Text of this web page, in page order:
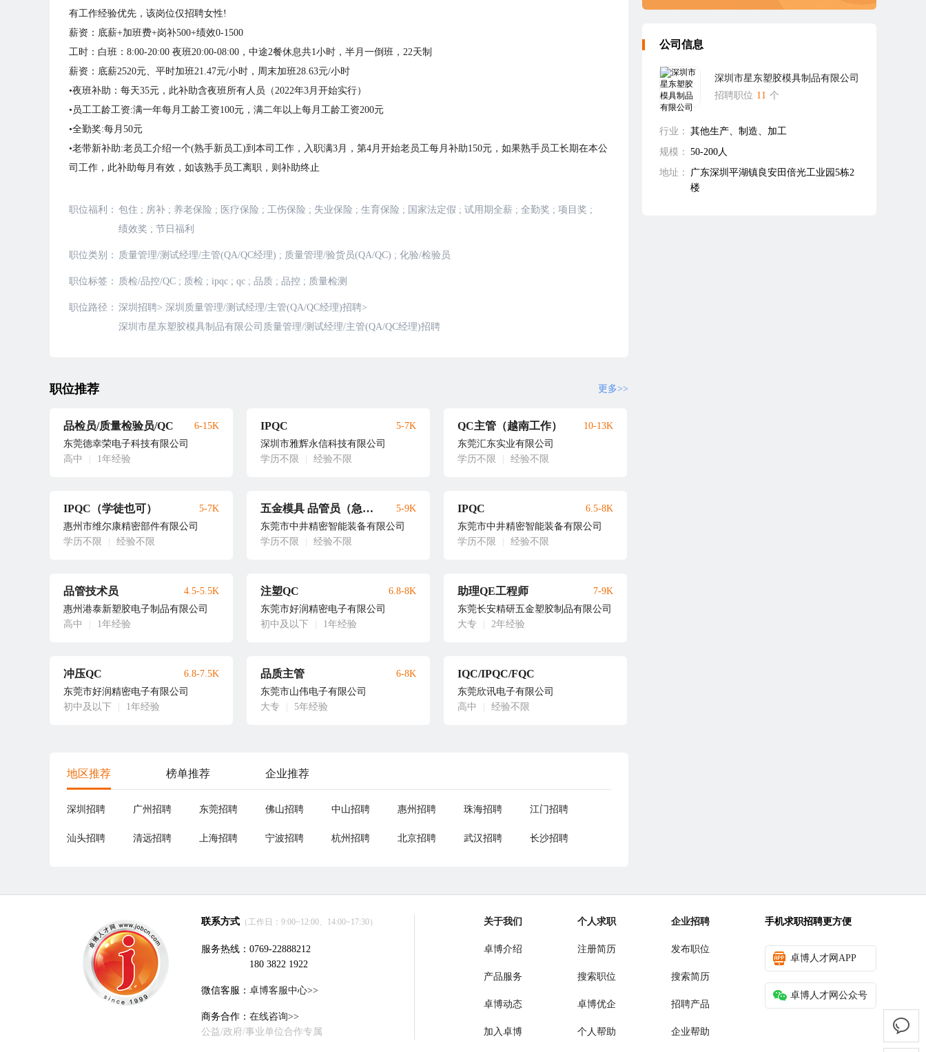
有工作经验优先，该岗位仅招聘女性!
薪资：底薪+加班费+岗补500+绩效0-1500
工时：白班：8:00-20:00 夜班20:00-08:00，中途2餐休息共1小时，半月一倒班，22天制
薪资：底薪2520元、平时加班21.47元/小时，周末加班28.63元/小时
•夜班补助：每天35元，此补助含夜班所有人员（2022年3月开始实行）
•员工工龄工资:满一年每月工龄工资100元，满二年以上每月工龄工资200元
•全勤奖:每月50元
•老带新补助:老员工介绍一个(熟手新员工)到本司工作，入职满3月，第4月开始老员工每月补助150元，如果熟手员工长期在本公
司工作，此补助每月有效，如该熟手员工离职，则补助终止
职位福利： 包住 ; 房补 ; 养老保险 ; 医疗保险 ; 工伤保险 ; 失业保险 ; 生育保险 ; 国家法定假 ; 试用期全薪 ; 全勤奖 ; 项目奖 ;
绩效奖 ; 节日福利
职位类别： 质量管理/测试经理/主管(QA/QC经理) ; 质量管理/验货员(QA/QC) ; 化验/检验员
职位标签： 质检/品控/QC ; 质检 ; ipqc ; qc ; 品质 ; 品控 ; 质量检测
职位路径： 深圳招聘> 深圳质量管理/测试经理/主管(QA/QC经理)招聘>
深圳市星东塑胶模具制品有限公司质量管理/测试经理/主管(QA/QC经理)招聘
职位推荐 更多>>
品检员/质量检验员/QC
东莞德幸荣电子科技有限公司
高中
1年经验
6-15K IPQC
深圳市雅辉永信科技有限公司
学历不限
经验不限
5-7K QC主管（越南工作）
东莞汇东实业有限公司
学历不限
经验不限
10-13K
IPQC（学徒也可）
惠州市维尔康精密部件有限公司
学历不限
经验不限
5-7K 五金模具 品管员（急聘）
东莞市中井精密智能装备有限公司
学历不限
经验不限
5-9K IPQC
东莞市中井精密智能装备有限公司
学历不限
经验不限
6.5-8K
品管技术员
惠州港泰新塑胶电子制品有限公司
高中
1年经验
4.5-5.5K 注塑QC
东莞市好润精密电子有限公司
初中及以下
1年经验
6.8-8K 助理QE工程师
东莞长安精研五金塑胶制品有限公司
大专
2年经验
7-9K
冲压QC
东莞市好润精密电子有限公司
初中及以下
1年经验
6.8-7.5K 品质主管
东莞市山伟电子有限公司
大专
5年经验
6-8K IQC/IPQC/FQC
东莞欣讯电子有限公司
高中
经验不限
地区推荐 榜单推荐 企业推荐
深圳招聘 广州招聘 东莞招聘 佛山招聘 中山招聘 惠州招聘 珠海招聘 江门招聘
汕头招聘 清远招聘 上海招聘 宁波招聘 杭州招聘 北京招聘 武汉招聘 长沙招聘
公司信息
深圳市星东塑胶模具制品有限公司
招聘职位 11 个
行业： 其他生产、制造、加工
规模： 50-200人
地址：
广东深圳平湖镇良安田倍光工业园5栋2
楼
联系方式 （工作日：9:00~12:00、14:00~17:30）
服务热线：0769-22888212
180 3822 1922
微信客服： 卓博客服中心>>
商务合作： 在线咨询>>
公益/政府/事业单位合作专属
关于我们
卓博介绍
产品服务
卓博动态
加入卓博
个人求职
注册简历
搜索职位
卓博优企
个人帮助
企业招聘
发布职位
搜索简历
招聘产品
企业帮助
手机求职招聘更方便
卓博人才网APP
卓博人才网公众号